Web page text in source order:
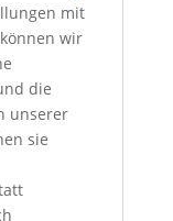
mit
wir
die
unserer
sie